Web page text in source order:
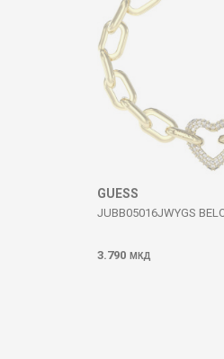
GUESS
JUBB05016JWYGS
3.790 МКД